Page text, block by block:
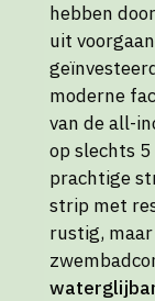
hebben
uit
moderne
van de all-
op slechts
prachtige
strip met
rustig,